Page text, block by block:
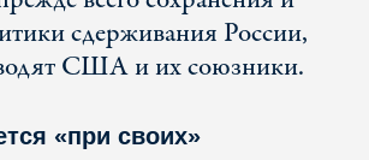
сдерживания России,
США и их союзники.
«при своих»